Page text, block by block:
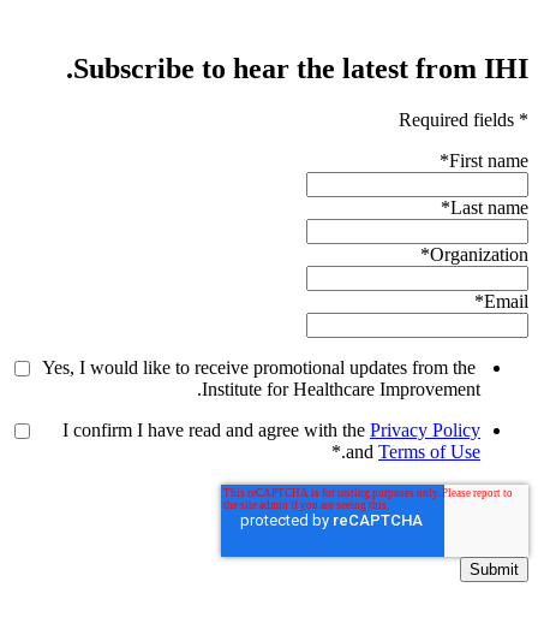
Subscribe to hear the latest from IHI.
* Required fields
First name
*
Last name
*
Organization
*
Email
*
Yes, I would like to receive promotional updates from the
Institute for Healthcare Improvement.
I confirm I have read and agree with the Privacy Policy
and Terms of Use
.
*